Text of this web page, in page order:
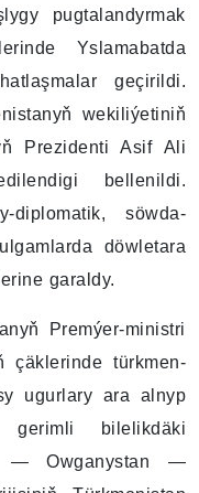
pugtalandyrmak
Yslamabatda
geçirildi.
wekiliýetiniň
Prezidenti Asif Ali
bellenildi.
diplomatik, söwda-
döwletara
garaldy.
Premýer-ministri
çäklerinde türkmen-
ugurlary ara alnyp
gerimli bilelikdäki
— Owganystan —